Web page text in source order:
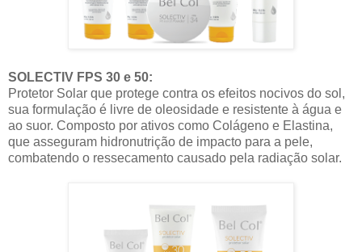
SOLECTIV FPS 30 e 50:
Protetor Solar que protege contra os efeitos nocivos do sol,
sua formulação é livre de oleosidade e resistente à água e
ao suor. Composto por ativos como Colágeno e Elastina,
que asseguram hidronutrição de impacto para a pele,
combatendo o ressecamento causado pela radiação solar.